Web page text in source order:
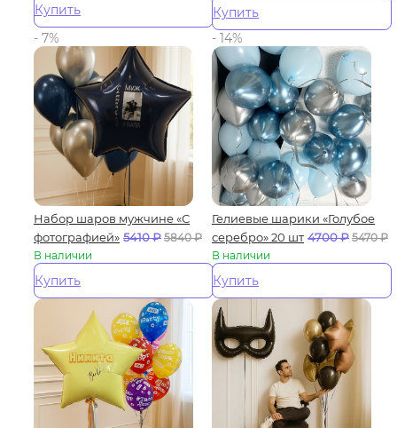
Купить
Купить
- 7%
Набор шаров мужчине «С
фотографией» 5410₽ 5840₽
В наличии
Купить
- 14%
Гелиевые шарики «Голубое
серебро» 20 шт 4700₽ 5470₽
В наличии
Купить